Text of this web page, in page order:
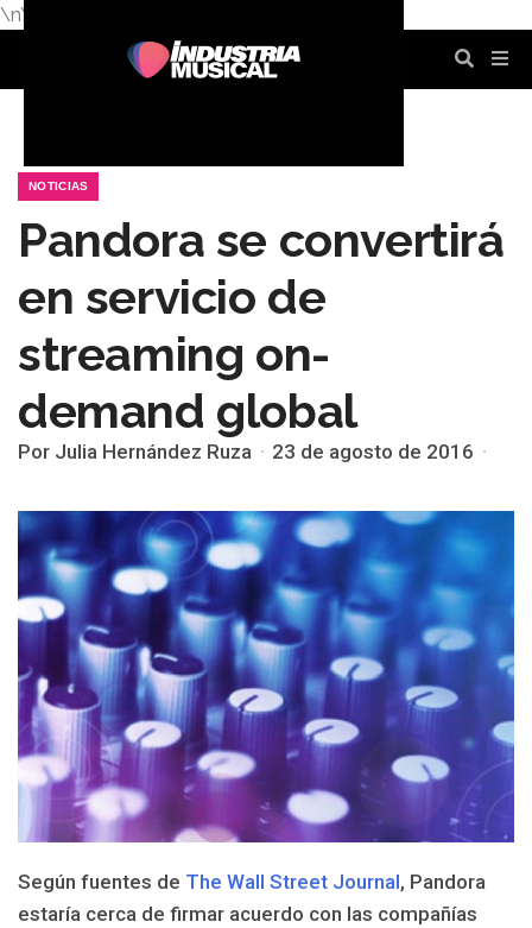
\n\n
NOTICIAS
Pandora se convertirá
en servicio de
streaming on-
demand global
Por Julia Hernández Ruza 23 de agosto de 2016
Según fuentes de The Wall Street Journal, Pandora
estaría cerca de firmar acuerdo con las compañías